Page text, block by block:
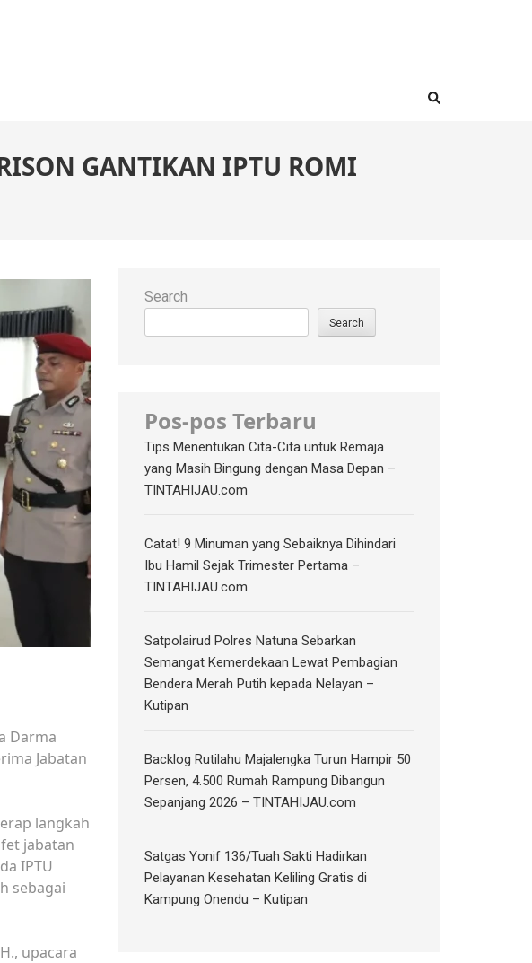
GANTIKAN IPTU ROMI
Darma
Jabatan
langkah
jabatan
IPTU
sebagai
upacara
Search
Search
Pos-pos Terbaru
Tips Menentukan Cita-Cita untuk Remaja
yang Masih Bingung dengan Masa Depan –
TINTAHIJAU.com
Catat! 9 Minuman yang Sebaiknya Dihindari
Ibu Hamil Sejak Trimester Pertama –
TINTAHIJAU.com
Satpolairud Polres Natuna Sebarkan
Semangat Kemerdekaan Lewat Pembagian
Bendera Merah Putih kepada Nelayan –
Kutipan
‎Backlog Rutilahu Majalengka Turun Hampir 50
Persen, 4.500 Rumah Rampung Dibangun
Sepanjang 2026 – TINTAHIJAU.com
Satgas Yonif 136/Tuah Sakti Hadirkan
Pelayanan Kesehatan Keliling Gratis di
Kampung Onendu – Kutipan